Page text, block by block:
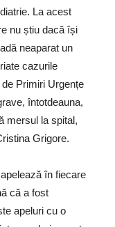
La acest
nu știu dacă își
neaparat un
cazurile
Primiri Urgențe
întotdeauna,
mersul la spital,
Grigore.
în fiecare
că a fost
apeluri cu o